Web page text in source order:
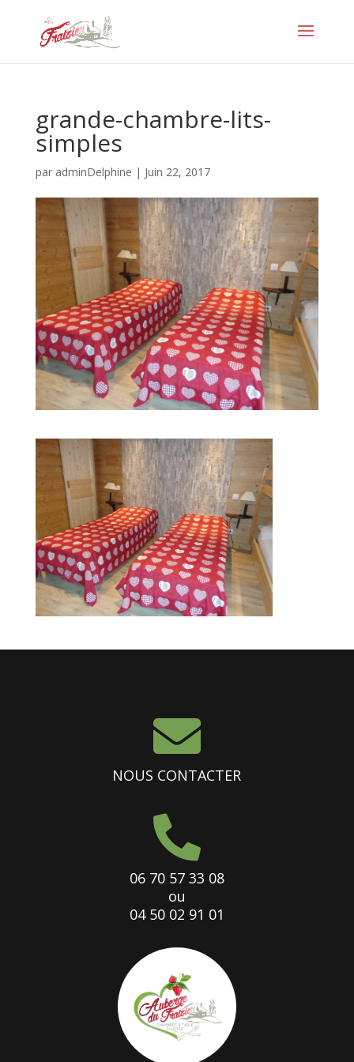
grande-chambre-lits-
simples
par adminDelphine | Juin 22, 2017

NOUS CONTACTER

06 70 57 33 08
ou
04 50 02 91 01